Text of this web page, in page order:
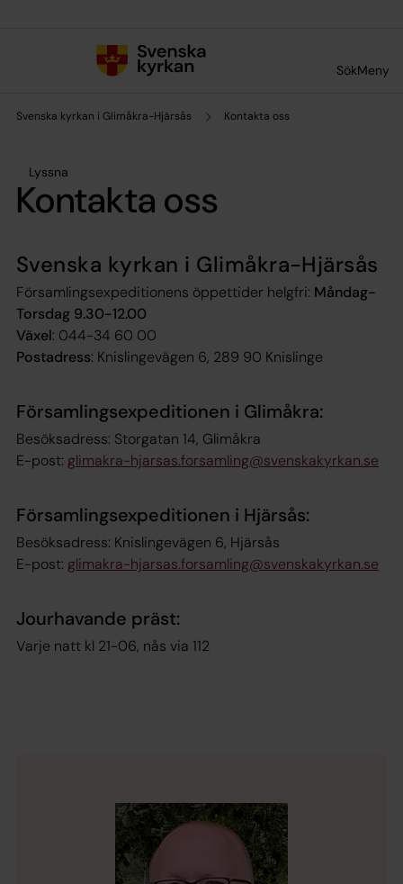
SökMeny
Svenska kyrkan i Glimåkra-Hjärsås Kontakta oss
Lyssna
Kontakta oss
Svenska kyrkan i Glimåkra-Hjärsås
Församlingsexpeditionens öppettider helgfri: Måndag-
Torsdag 9.30-12.00
Växel: 044-34 60 00
Postadress: Knislingevägen 6, 289 90 Knislinge
Församlingsexpeditionen i Glimåkra:
Besöksadress: Storgatan 14, Glimåkra
E-post: glimakra-hjarsas.forsamling@svenskakyrkan.se
Församlingsexpeditionen i Hjärsås:
Besöksadress: Knislingevägen 6, Hjärsås
E-post: glimakra-hjarsas.forsamling@svenskakyrkan.se
Jourhavande präst:
Varje natt kl 21-06, nås via 112